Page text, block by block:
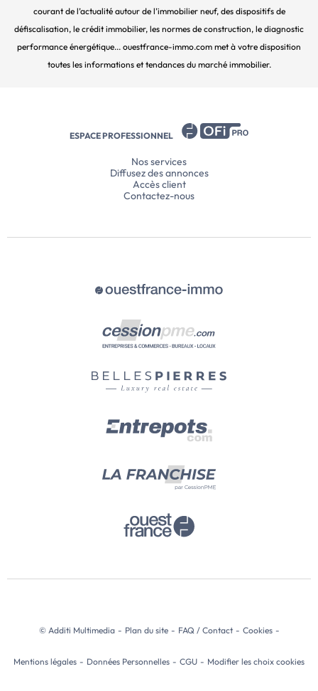
courant de l’actualité autour de l’immobilier neuf, des dispositifs de
défiscalisation, le crédit immobilier, les normes de construction, le diagnostic
performance énergétique... ouestfrance-immo.com met à votre disposition
toutes les informations et tendances du marché immobilier.
ESPACE PROFESSIONNEL
Nos services
Diffusez des annonces
Accès client
Contactez-nous
© Additi Multimedia - Plan du site - FAQ / Contact - Cookies -
Mentions légales - Données Personnelles - CGU - Modifier les choix cookies